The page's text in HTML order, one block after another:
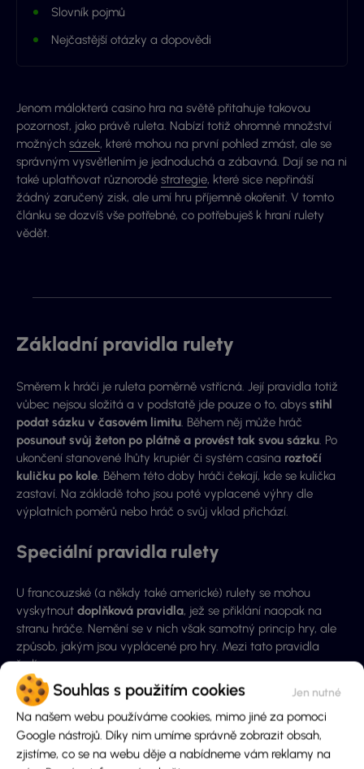
Souhlas s použitím cookies
Na našem webu používáme cookies, mimo jiné za pomoci
Google nástrojů. Díky nim umíme správně zobrazit obsah,
zjistíme, co se na webu děje a nabídneme vám reklamy na
Slovník pojmů
Nejčastější otázky a dopovědi
Jenom málokterá casino hra na světě přitahuje takovou
pozornost, jako právě ruleta. Nabízí totiž ohromné množství
možných sázek, které mohou na první pohled zmást, ale se
správným vysvětlením je jednoduchá a zábavná. Dají se na ni
také uplatňovat různorodé strategie, které sice nepřináší
žádný zaručený zisk, ale umí hru příjemně okořenit. V tomto
článku se dozvíš vše potřebné, co potřebuješ k hraní rulety
vědět.
Základní pravidla rulety
Směrem k hráči je ruleta poměrně vstřícná. Její pravidla totiž
vůbec nejsou složitá a v podstatě jde pouze o to, abys stihl
podat sázku v časovém limitu. Během něj může hráč
posunout svůj žeton po plátně a provést tak svou sázku. Po
ukončení stanovené lhůty krupiér či systém casina roztočí
kuličku po kole. Během této doby hráči čekají, kde se kulička
zastaví. Na základě toho jsou poté vyplacené výhry dle
výplatních poměrů nebo hráč o svůj vklad přichází.
Speciální pravidla rulety
U francouzské (a někdy také americké) rulety se mohou
vyskytnout doplňková pravidla, jež se přiklání naopak na
stranu hráče. Nemění se v nich však samotný princip hry, ale
způsob, jakým jsou vyplácené pro hry. Mezi tato pravidla
řadíme:
La Partage
– pravidlo vídané především u francouzské
rulety. Pokud je ve hře uplatněné a hráč využije pro sázku
rovnou sázku, v případně padnutí 0 hráč obdrží polovinu
svého vkladu zpět.